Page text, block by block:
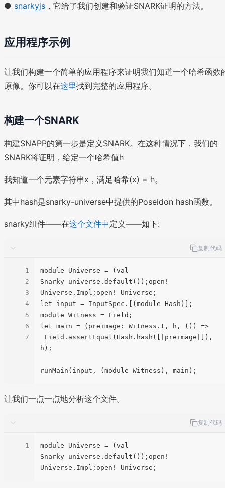
● snarkyjs ，它给了我们创建和验证SNARK证明的方法。
应用程序示例
让我们构建一个简单的应用程序来证明我们知道一个哈希函数
原像。你可以在这里找到完整的应用程序。
构建一个SNARK
构建SNAPP的第一步是定义SNARK。在这种情况下，我们的
SNARK将证明，给定一个哈希值h
我知道一个元素字符串x，满足哈希(x) = h。
其中hash是snarky-universe中提供的Poseidon hash函数。
snarky组件——在这个文件中定义——如下:
复制代码
1
2
3
4
5
6
7
module Universe = (val
Snarky_universe.default());open!
Universe.Impl;open! Universe;
let input = InputSpec.[(module Hash)];
module Witness = Field;
let main = (preimage: Witness.t, h, ()) =>
h);
让我们一点一点地分析这个文件。
复制代码
1
module Universe = (val
Snarky_universe.default());open!